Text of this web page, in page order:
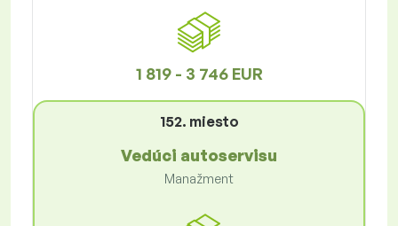
1 819 - 3 746 EUR
152. miesto
Vedúci autoservisu
Manažment